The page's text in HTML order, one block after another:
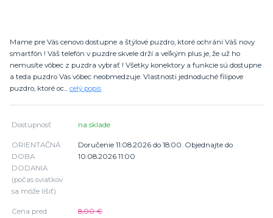
Mame pre Vás cenovo dostupne a štýlové puzdro, ktoré ochráni Váš novy
smartfón ! Váš telefón v puzdre skvele drží a veľkým plus je, že už ho
nemusíte vôbec z puzdra vybrať ! Všetky konektory a funkcie sú dostupne
a teda puzdro Vás vôbec neobmedzuje. Vlastnosti jednoduché filipove
puzdro, ktoré oc... celý popis
Dostupnosť na sklade
ORIENTAČNÁ
DOBA
DODANIA
(počas sviatkov
sa môže líšiť)
Doručenie 11.08.2026 do 18:00. Objednajte do
10.08.2026 11:00
Cena pred
8,00 €